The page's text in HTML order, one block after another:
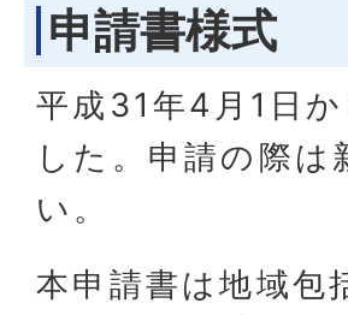
申請書様式
平成31年4月1日
した。申請の際
い。
本申請書は地域包